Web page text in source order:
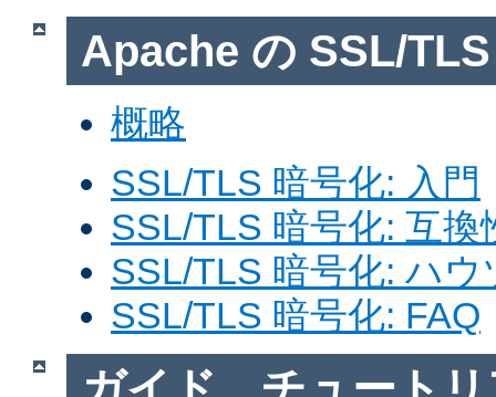
Apache の SSL/
概略
SSL/TLS 暗号化: 入門
SSL/TLS 暗号化: 互換
SSL/TLS 暗号化: ハウ
SSL/TLS 暗号化: FAQ